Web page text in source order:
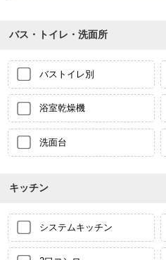
バス・トイレ・洗面所
バストイレ別
浴室乾燥機
洗面台
キッチン
システムキッチン